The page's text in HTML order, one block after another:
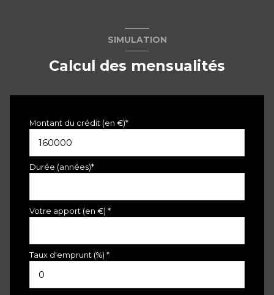
SIMULATION
Calcul des mensualités
Montant du crédit (en €)*
Durée (années)*
Votre apport (en €) *
Taux d'emprunt (%) *